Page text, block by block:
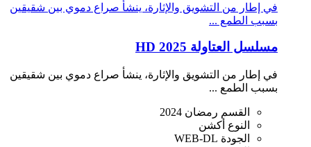
في إطار من التشويق والإثارة، ينشأ صراع دموي بين شقيقين
بسبب الطمع ...
مسلسل العتاولة 2025 HD
في إطار من التشويق والإثارة، ينشأ صراع دموي بين شقيقين
بسبب الطمع ...
القسم رمضان 2024
النوع أكشن
الجودة WEB-DL